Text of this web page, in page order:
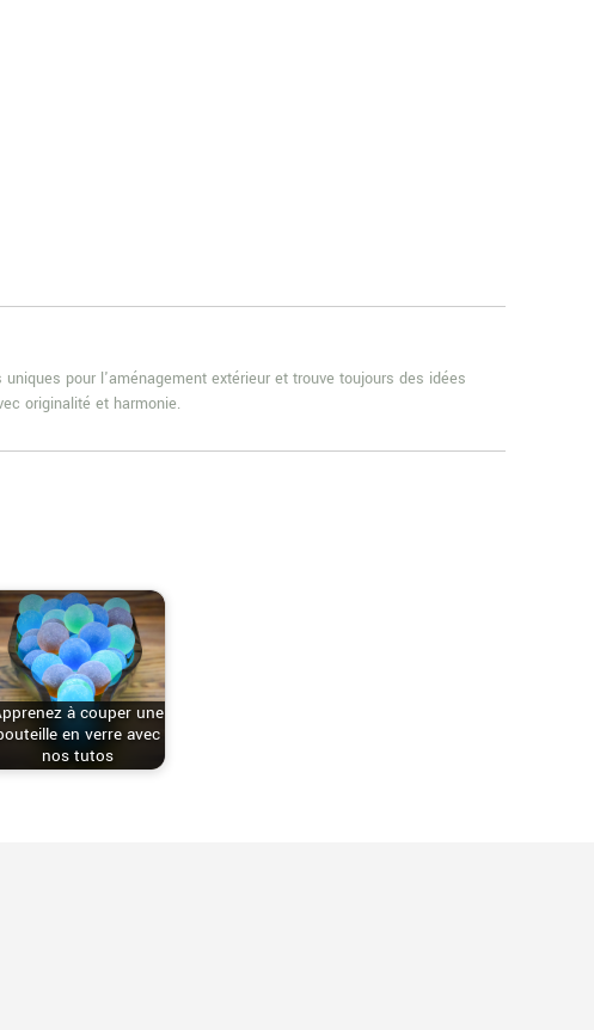
pour l'aménagement extérieur et trouve toujours des idées
originalité et harmonie.
à couper une
en verre avec
nos tutos